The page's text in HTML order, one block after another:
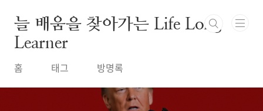
늘 배움을 찾아가는 Life Long
Learner
홈 태그 방명록